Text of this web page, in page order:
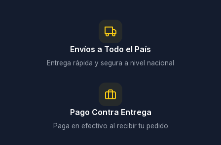
Envíos a Todo el País
Entrega rápida y segura a nivel nacional
Pago Contra Entrega
Paga en efectivo al recibir tu pedido